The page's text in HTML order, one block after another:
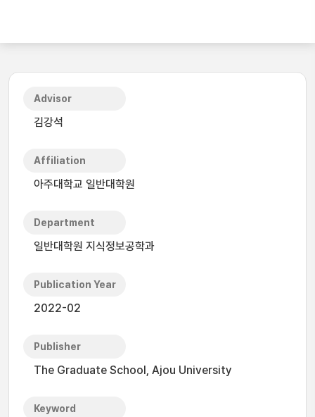
Advisor
김강석
Affiliation
아주대학교 일반대학원
Department
일반대학원 지식정보공학과
Publication Year
2022-02
Publisher
The Graduate School, Ajou University
Keyword